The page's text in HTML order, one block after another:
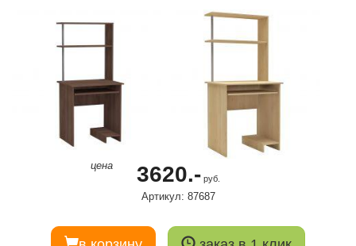
цена 3620.-руб.
Артикул: 87687